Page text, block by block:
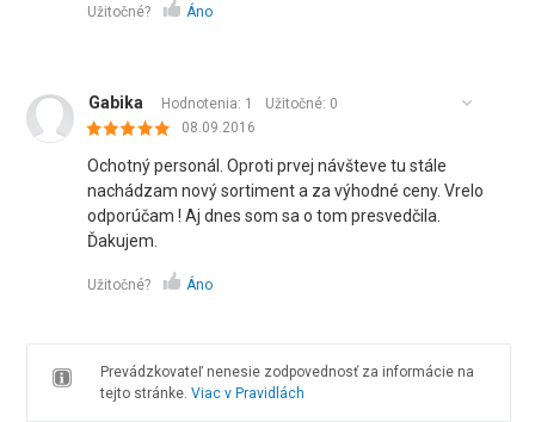
Užitočné? Áno
Gabika Hodnotenia: 1 Užitočné: 0
08.09.2016
Ochotný personál. Oproti prvej návšteve tu stále
nachádzam nový sortiment a za výhodné ceny. Vrelo
odporúčam ! Aj dnes som sa o tom presvedčila.
Ďakujem.
Užitočné? Áno
Prevádzkovateľ nenesie zodpovednosť za informácie na
tejto stránke. Viac v Pravidlách